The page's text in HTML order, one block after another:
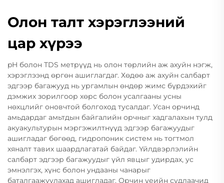
Олон талт хэрэглээний
цар хүрээ
pH болон TDS метрүүд нь олон төрлийн аж ахуйн нэгж,
хэрэглээнд өргөн ашиглагдаг. Хөдөө аж ахуйн салбарт
эдгээр багажууд нь ургамлын өндөр жимс бүрдэхийг
дэмжих зорилгоор хөрс болон усалгааны усны
нөхцлийг оновчтой болгоход тусалдаг. Усан орчинд
амьдардаг амьтдын байгалийн орчныг хадгалахын тулд
акуакультурын мэргэжилтнүүд эдгээр багажуудыг
ашигладаг бөгөөд, гидропоник систем нь тогтмол
хяналт тавих шаардлагатай байдаг. Үйлдвэрлэлийн
салбарт эдгээр багажуудыг үйл явцыг удирдах, ус
эмнэлгэх, хүнс болон ундааны чанарыг
баталгаажуулахад ашигладаг. Орчин үеийн судлаачид